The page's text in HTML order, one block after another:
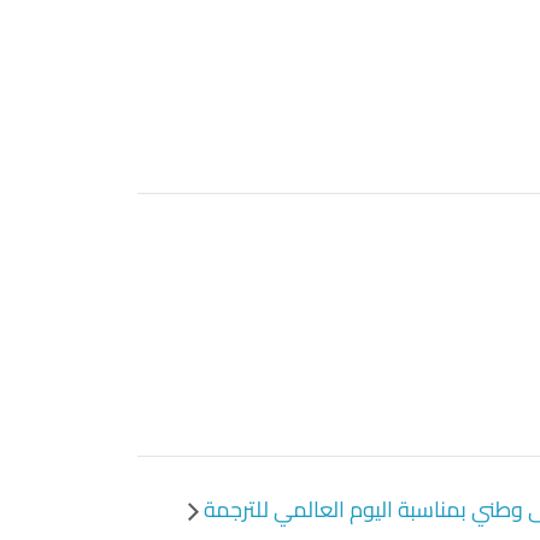
وطني بمناسبة اليوم العالمي للترجمة